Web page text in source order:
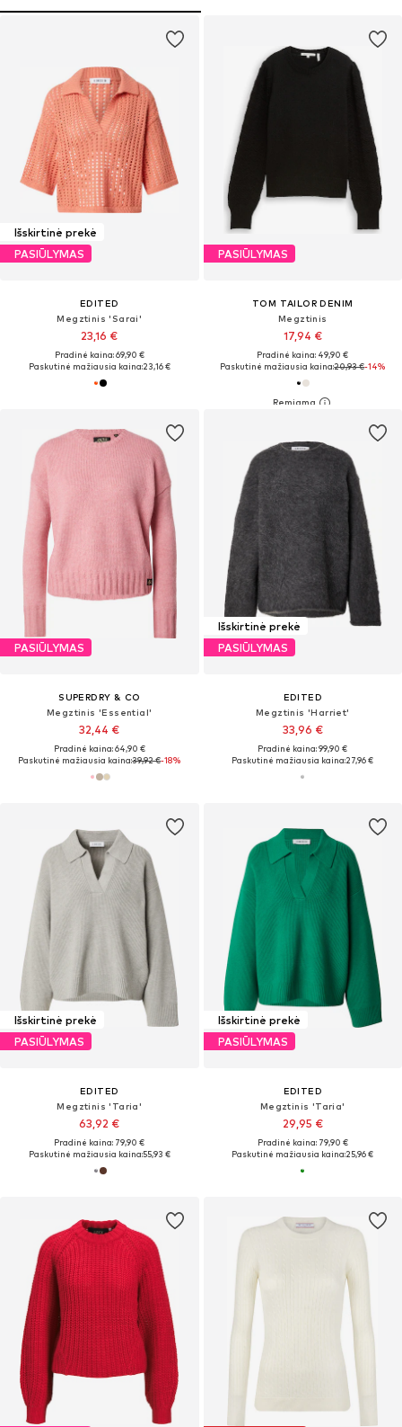
Išskirtinė prekė
PASIŪLYMAS
EDITED
Megztinis 'Sarai'
23,16 €
Pradinė kaina: 69,90 €
Paskutinė mažiausia kaina:23,16 €
PASIŪLYMAS
TOM TAILOR DENIM
Megztinis
17,94 €
Pradinė kaina: 49,90 €
Paskutinė mažiausia kaina:20,93 €-14%
PASIŪLYMAS
SUPERDRY & CO
Megztinis 'Essential'
32,44 €
Pradinė kaina: 64,90 €
Paskutinė mažiausia kaina:39,92 €-18%
Išskirtinė prekė
PASIŪLYMAS
EDITED
Megztinis 'Harriet'
33,96 €
Pradinė kaina: 99,90 €
Paskutinė mažiausia kaina:27,96 €
Išskirtinė prekė
PASIŪLYMAS
EDITED
Megztinis 'Taria'
63,92 €
Pradinė kaina: 79,90 €
Paskutinė mažiausia kaina:55,93 €
Išskirtinė prekė
PASIŪLYMAS
EDITED
Megztinis 'Taria'
29,95 €
Pradinė kaina: 79,90 €
Paskutinė mažiausia kaina:25,96 €